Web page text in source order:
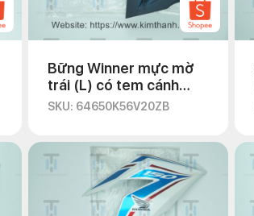
Bững Winner mực mờ
trái (L) có tem cánh
chim trắng
SKU: 64650K56V20ZB